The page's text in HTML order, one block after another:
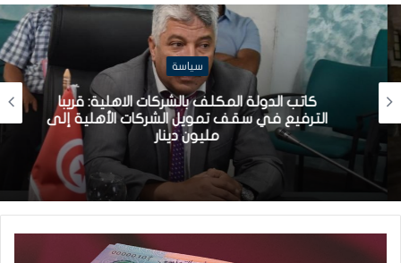
سياسة
كاتب الدولة المكلف بالشركات الاهلية: قريبا
الترفيع في سقف تمويل الشركات الأهلية إلى
مليون دينار